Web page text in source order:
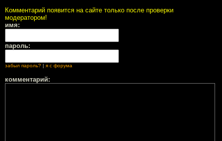
Комментарий появится на сайте только после проверки
модератором!
имя:
пароль:
забыл пароль? я с форума
комментарий: